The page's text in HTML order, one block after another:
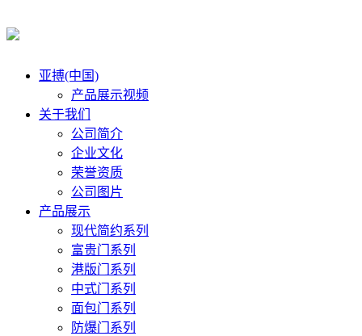
亚搏(中国)
产品展示视频
关于我们
公司简介
企业文化
荣誉资质
公司图片
产品展示
现代简约系列
富贵门系列
港版门系列
中式门系列
面包门系列
防爆门系列